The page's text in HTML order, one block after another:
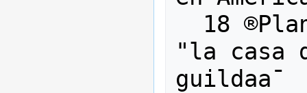
"la casa
guildaa¯